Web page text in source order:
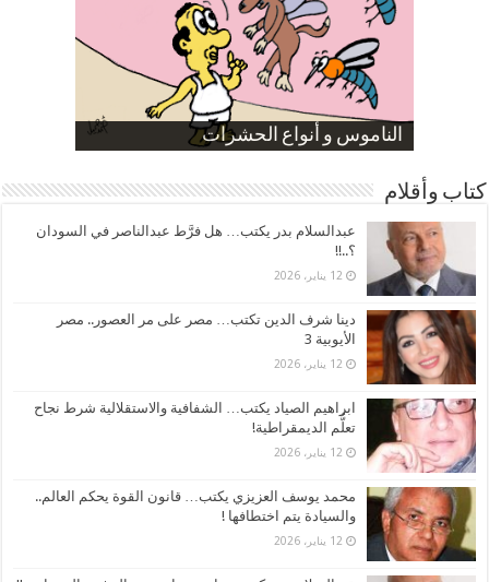
الناموس و أنواع الحشرات
الموظفين بعد ارتفاع الأسعار
ارتفاع نسبة الطلاق في مصر
صورة كاركاتيرية
صورة كاركاتيرية
كتاب وأقلام
عبدالسلام بدر يكتب… هل فرَّط عبدالناصر في السودان
؟..!!
12 يناير، 2026
دينا شرف الدين تكتب… مصر على مر العصور.. مصر
الأيوبية 3
12 يناير، 2026
ابراهيم الصياد يكتب… الشفافية والاستقلالية شرط نجاح
تعلُّم الديمقراطية!
12 يناير، 2026
محمد يوسف العزيزي يكتب… قانون القوة يحكم العالم..
والسيادة يتم اختطافها !
12 يناير، 2026